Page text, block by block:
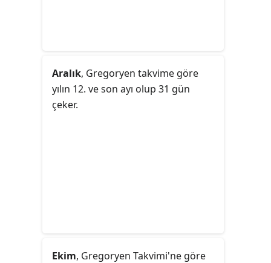
Aralık, Gregoryen takvime göre
yılın 12. ve son ayı olup 31 gün
çeker.
Ekim, Gregoryen Takvimi'ne göre